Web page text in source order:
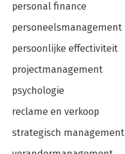
personal finance
personeelsmanagement
persoonlijke effectiviteit
projectmanagement
psychologie
reclame en verkoop
strategisch management